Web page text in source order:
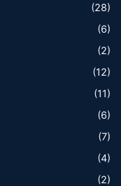
(28)
(6)
(2)
(12)
(11)
(6)
(7)
(4)
(2)